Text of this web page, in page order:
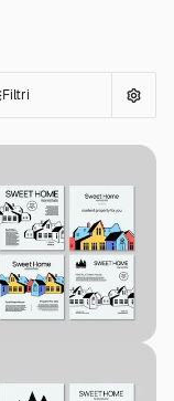
Filtri